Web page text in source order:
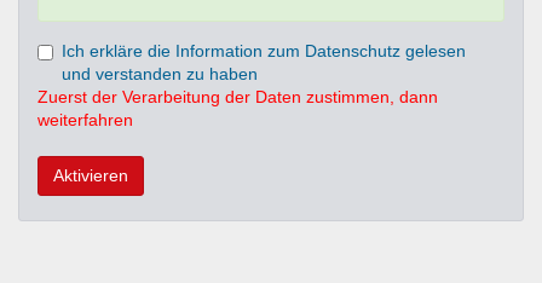
Ich erkläre die Information zum Datenschutz gelesen
und verstanden zu haben
Zuerst der Verarbeitung der Daten zustimmen, dann
weiterfahren
Aktivieren